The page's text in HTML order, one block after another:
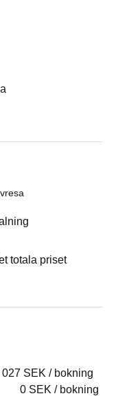
totala priset
027 SEK / bokning
0 SEK / bokning